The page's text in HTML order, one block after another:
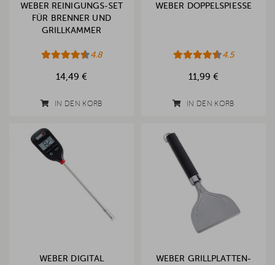
WEBER REINIGUNGS-SET
FÜR BRENNER UND
GRILLKAMMER
4.8
14,49 €
IN DEN KORB
WEBER DOPPELSPIESSE
4.5
11,99 €
IN DEN KORB
WEBER DIGITAL
WEBER GRILLPLATTEN-